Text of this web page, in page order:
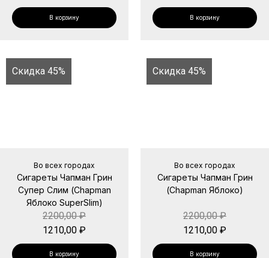
В корзину В корзину
Скидка 45%
Во всех городах
Сигареты Чапман Грин
Супер Слим (Chapman
Яблоко SuperSlim)
2200,00₽
1210,00 ₽
В корзину
Скидка 45%
Во всех городах
Сигареты Чапман Грин
(Chapman Яблоко)
2200,00₽
1210,00 ₽
В корзину